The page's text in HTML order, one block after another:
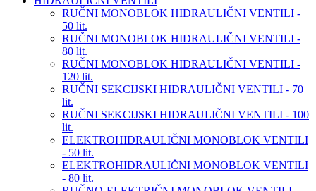
RUČNI MONOBLOK HIDRAULIČNI VENTILI -
50 lit.
RUČNI MONOBLOK HIDRAULIČNI VENTILI -
80 lit.
RUČNI MONOBLOK HIDRAULIČNI VENTILI -
120 lit.
RUČNI SEKCIJSKI HIDRAULIČNI VENTILI - 70
lit.
RUČNI SEKCIJSKI HIDRAULIČNI VENTILI - 100
lit.
ELEKTROHIDRAULIČNI MONOBLOK VENTILI
- 50 lit.
ELEKTROHIDRAULIČNI MONOBLOK VENTILI
- 80 lit.